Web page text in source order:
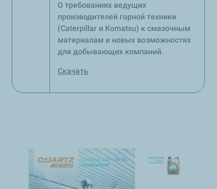
О требованиях ведущих
производителей горной техники
(Caterpillar и Komatsu) к смазочным
материалам и новых возможностях
для добывающих компаний.
Скачать